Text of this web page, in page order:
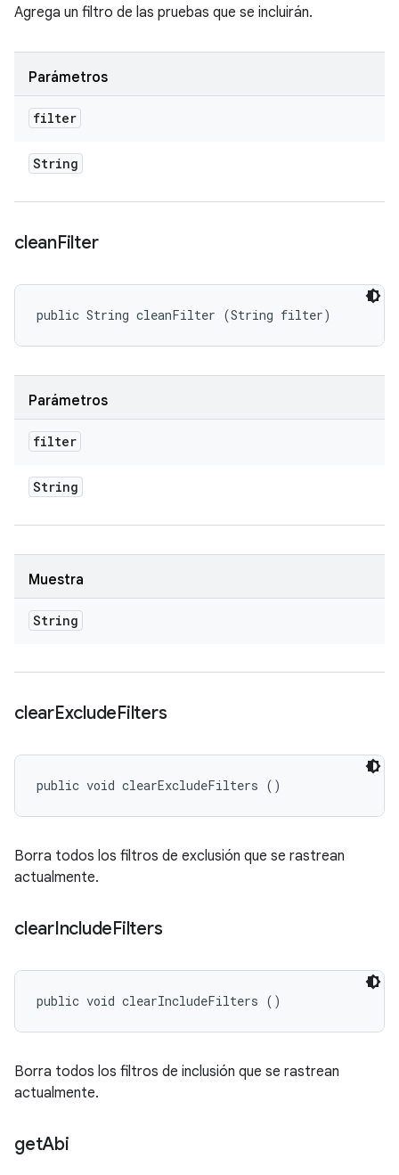
Agrega un filtro de las pruebas que se incluirán.
Parámetros
filter
String
cleanFilter
public String cleanFilter (String filter)
Parámetros
filter
String
Muestra
String
clearExcludeFilters
public void clearExcludeFilters ()
Borra todos los filtros de exclusión que se rastrean
actualmente.
clearIncludeFilters
public void clearIncludeFilters ()
Borra todos los filtros de inclusión que se rastrean
actualmente.
getAbi